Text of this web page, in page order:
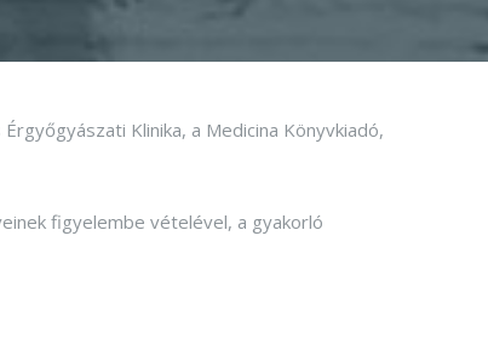
Klinika, a Medicina Könyvkiadó,
figyelembe vételével, a gyakorló